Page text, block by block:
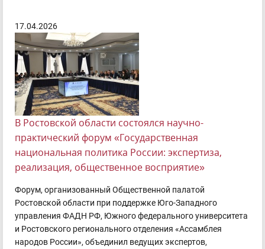
17.04.2026
В Ростовской области состоялся научно-
практический форум «Государственная
национальная политика России: экспертиза,
реализация, общественное восприятие»
Форум, организованный Общественной палатой
Ростовской области при поддержке Юго-Западного
управления ФАДН РФ, Южного федерального университета
и Ростовского регионального отделения «Ассамблея
народов России», объединил ведущих экспертов,